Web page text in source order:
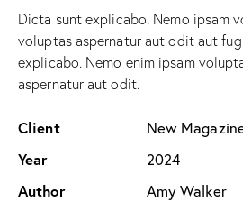
Dicta sunt explicabo. Nemo ipsam
voluptas aspernatur aut odit aut
explicabo. Nemo enim ipsam
aspernatur aut odit.
Client
New
Year
2024
Author
Amy Walker